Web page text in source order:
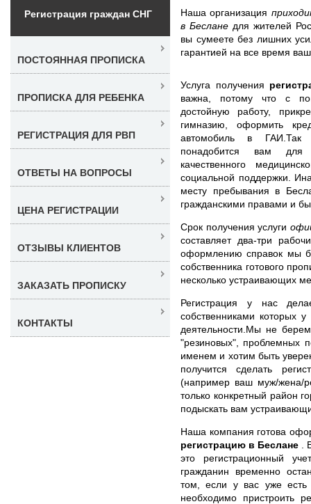
Наша организация
в Беслане для жителей
вы сумеете без лишних
гарантией на все время
Услуга получения
важна, потому что с
достойную работу,
гимназию, оформить
автомобиль в ГАИ.Так
понадобится вам для
качественного
социальной поддержки.
месту пребывания в
гражданскими правами и
Срок получения услуги
составляет два-три
оформлению справок мы
собственника готового
несколько устраивающих
Регистрация у нас
собственниками которых
деятельности.Мы не
"резиновых", проблемных
именем и хотим быть
получится сделать
(например ваш муж/жена/
только конкретный район
подыскать вам
Наша компания готова
регистрацию в Беслане
это регистрационный
гражданин временно
том, если у вас уже
необходимо пристроить
Регистрация граждан СНГ
ПОСТОЯННАЯ ПРОПИСКА
ПРОПИСКА ДЛЯ РЕБЕНКА
РЕГИСТРАЦИЯ ДЛЯ РВП
ОТВЕТЫ НА ВОПРОСЫ
ЦЕНА РЕГИСТРАЦИИ
ОТЗЫВЫ КЛИЕНТОВ
ЗАКАЗАТЬ ПРОПИСКУ
КОНТАКТЫ